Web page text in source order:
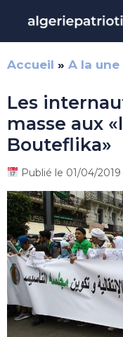
contenu
Accueil » A la une
Les
masse aux
Bouteflika»
Publié le 01/04/2019